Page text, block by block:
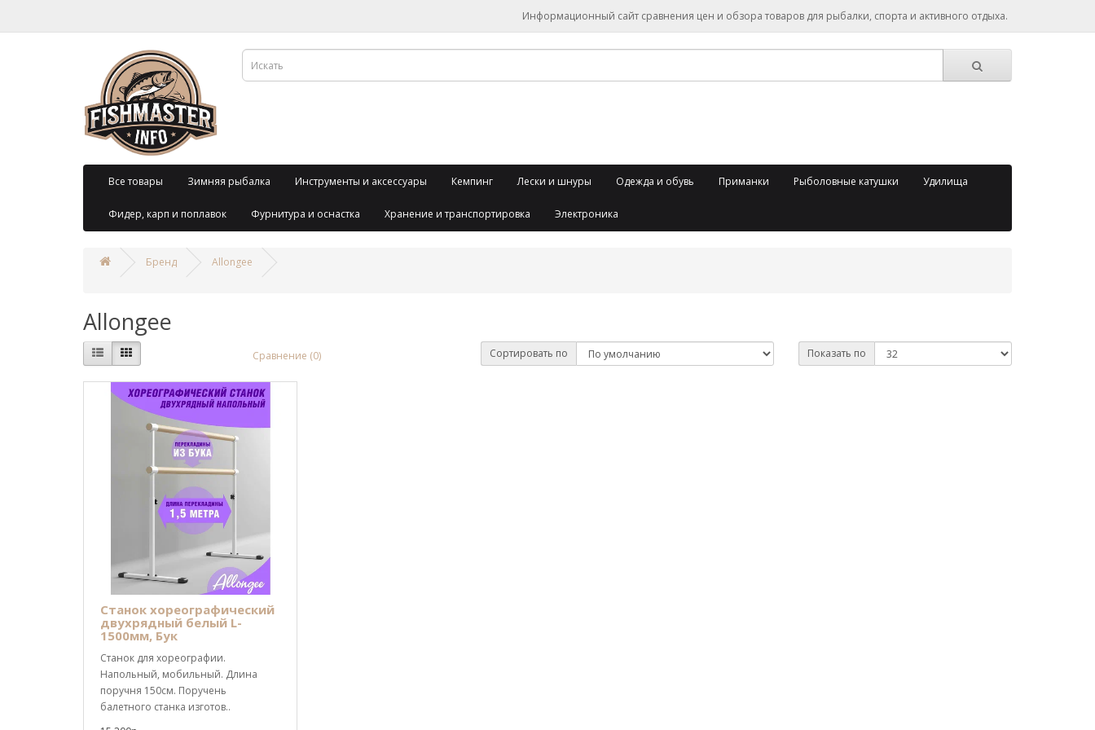
Информационный сайт сравнения цен и обзора товаров для рыбалки, спорта и активного отдыха.
Все товары Зимняя рыбалка Инструменты и аксессуары Кемпинг Лески и шнуры Одежда и обувь Приманки Рыболовные катушки Удилища
Фидер, карп и поплавок Фурнитура и оснастка Хранение и транспортировка Электроника
Бренд Allongee
Allongee
Сравнение (0) Сортировать по Показать по
Станок хореографический
двухрядный белый L-
1500мм, Бук
Станок для хореографии.
Напольный, мобильный. Длина
поручня 150см. Поручень
балетного станка изготов..